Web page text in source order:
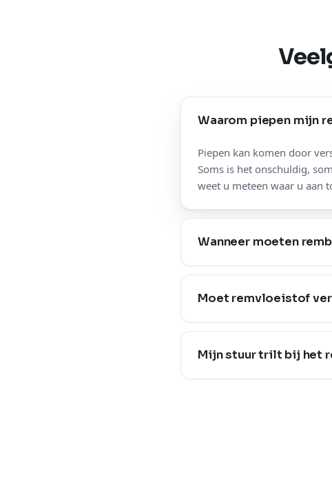
Waarom piepen mijn
Piepen kan komen door
Soms is het onschuldig,
weet u meteen waar u aan
Wanneer moeten
Moet remvloeistof
Mijn stuur trilt bij het